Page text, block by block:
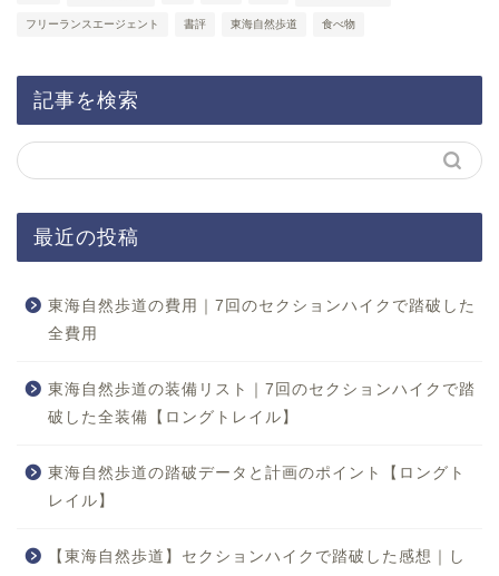
フリーランスエージェント 書評 東海自然歩道 食べ物
記事を検索
最近の投稿
東海自然歩道の費用｜7回のセクションハイクで踏破した
全費用
東海自然歩道の装備リスト｜7回のセクションハイクで踏
破した全装備【ロングトレイル】
東海自然歩道の踏破データと計画のポイント【ロングト
レイル】
【東海自然歩道】セクションハイクで踏破した感想｜し